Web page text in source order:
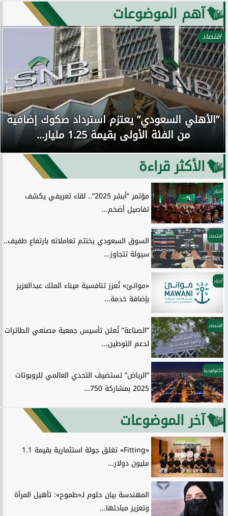
آهم الموضوعات
اقتصاد
”الأهلي السعودي” يعتزم استرداد صكوك إضافية
من الفئة الأولى بقيمة 1.25 مليار...
الأكثر قراءة
أخبار
مؤتمر ”أبشر 2025”.. لقاء تعريفي يكشف
تفاصيل أضخم...
اقتصاد
السوق السعودي يختتم تعاملاته بارتفاع طفيف..
سيولة تتجاوز...
أخبار
«موانئ» تُعزز تنافسية ميناء الملك عبدالعزيز
بإضافة خدمة...
اقتصاد
”الصناعة” تُعلن تأسيس جمعية مصنعي الطائرات
لدعم التوطين...
تكنولوجيا
”الرياض” تستضيف التحدي العالمي للروبوتات
2025 بمشاركة 750...
آخر الموضوعات
«Fitting» تغلق جولة استثمارية بقيمة 1.1
مليون دولار...
المهندسة بيان حلوم لـ«طموح»: تأهيل المرأة
وتعزيز مبادئها...